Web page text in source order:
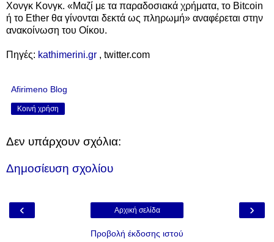
Χονγκ Κονγκ. «Μαζί με τα παραδοσιακά χρήματα, το Bitcoin
ή το Εther θα γίνονται δεκτά ως πληρωμή» αναφέρεται στην
ανακοίνωση του Οίκου.
Πηγές: kathimerini.gr , twitter.com
Afirimeno Blog
Κοινή χρήση
Δεν υπάρχουν σχόλια:
Δημοσίευση σχολίου
‹ ›
Αρχική σελίδα
Προβολή έκδοσης ιστού